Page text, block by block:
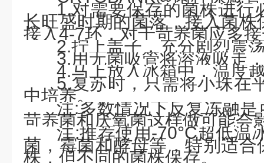
1.对需要保存的菌株进行
长旺盛时期的菌落，接入菌
接入4-7环，对于苛养菌应多
2.拧上盖子，充分剧烈震
3.用无菌吸管将溶液吸走
4.马上放入冰箱中，温度
5.复苏时，只需将小珠在
中培养。
注:多数情况下反复冻融
苛养菌和厌氧菌这样做可能会
注:推荐使用-70°C超低温
菌，霉菌和酵母等，特别适
株，但不同的菌株保存。